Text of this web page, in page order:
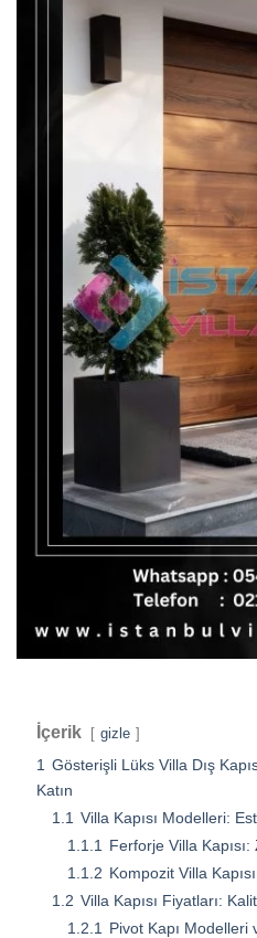
İçerik gizle
1 Gösterişli Lüks Villa Dış
Katın
1.1 Villa Kapısı Modelleri:
1.1.1
Ferforje Villa
1.1.2 Kompozit Villa
1.2 Villa Kapısı Fiyatları:
1.2.1
Pivot Kapı Modelleri